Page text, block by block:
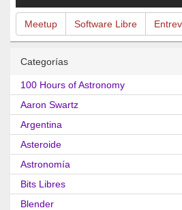
Meetup Software Libre
Categorías
100 Hours of Astronomy
Aaron Swartz
Argentina
Asteroide
Astronomía
Bits Libres
Blender